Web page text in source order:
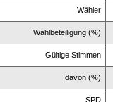
Wähler
Wahlbeteiligung (%)
Gültige Stimmen
davon (%)
SPD